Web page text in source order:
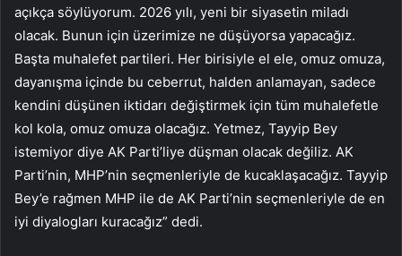
açıkça söylüyorum. 2026 yılı, yeni bir siyasetin miladı
olacak. Bunun için üzerimize ne düşüyorsa yapacağız.
Başta muhalefet partileri. Her birisiyle el ele, omuz omuza,
dayanışma içinde bu ceberrut, halden anlamayan, sadece
kendini düşünen iktidarı değiştirmek için tüm muhalefetle
kol kola, omuz omuza olacağız. Yetmez, Tayyip Bey
istemiyor diye AK Parti’liye düşman olacak değiliz. AK
Parti’nin, MHP’nin seçmenleriyle de kucaklaşacağız. Tayyip
Bey’e rağmen MHP ile de AK Parti’nin seçmenleriyle de en
iyi diyalogları kuracağız” dedi.